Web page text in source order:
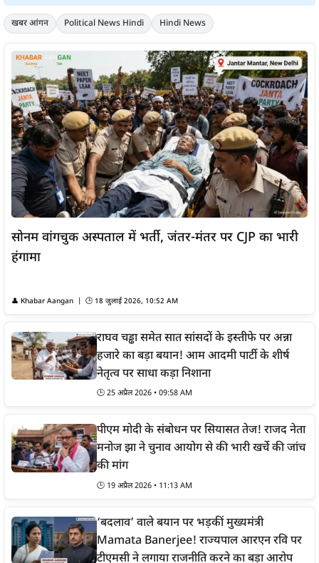
खबर आंगन Political News Hindi Hindi News
सोनम वांगचुक अस्पताल में भर्ती, जंतर-मंतर पर CJP का भारी
हंगामा
👤 Khabar Aangan | 🕒 18 जुलाई 2026, 10:52 AM
राघव चड्ढा समेत सात सांसदों के इस्तीफे पर अन्ना
हजारे का बड़ा बयान! आम आदमी पार्टी के शीर्ष
नेतृत्व पर साधा कड़ा निशाना
🕒 25 अप्रैल 2026 • 09:58 AM
पीएम मोदी के संबोधन पर सियासत तेज! राजद नेता
मनोज झा ने चुनाव आयोग से की भारी खर्चे की जांच
की मांग
🕒 19 अप्रैल 2026 • 11:13 AM
‘बदलाव’ वाले बयान पर भड़कीं मुख्यमंत्री
Mamata Banerjee! राज्यपाल आरएन रवि पर
टीएमसी ने लगाया राजनीति करने का बड़ा आरोप